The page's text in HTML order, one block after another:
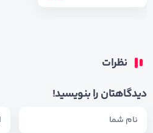
نظرات
دیدگاهتان را بنویسید!